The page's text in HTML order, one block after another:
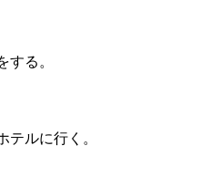
する。
テルに行く。